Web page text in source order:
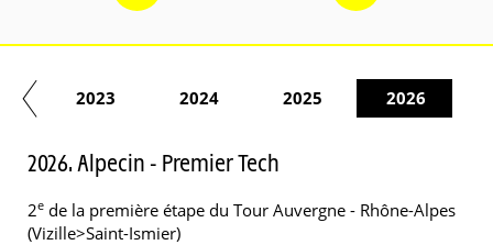
2023 2024 2025 2026
2026. Alpecin - Premier Tech
2e de la première étape du Tour Auvergne - Rhône-Alpes
(Vizille>Saint-Ismier)